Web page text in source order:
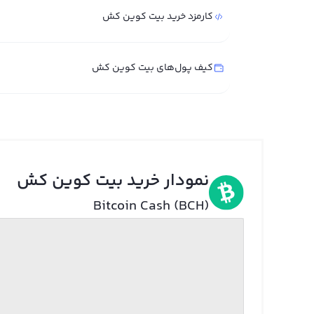
کارمزد خرید بیت کوین کش
کیف پول‌های بیت کوین کش
نمودار خرید بیت کوین کش
Bitcoin Cash (BCH)